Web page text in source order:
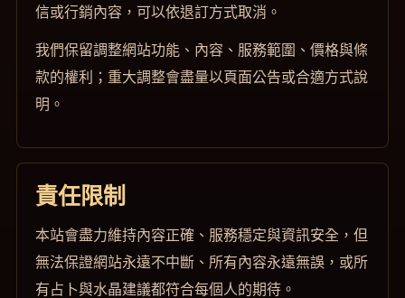
信或行銷內容，可以依退訂方式取消。
我們保留調整網站功能、內容、服務範圍、價格與條
款的權利；重大調整會盡量以頁面公告或合適方式說
明。
責任限制
本站會盡力維持內容正確、服務穩定與資訊安全，但
無法保證網站永遠不中斷、所有內容永遠無誤，或所
有占卜與水晶建議都符合每個人的期待。